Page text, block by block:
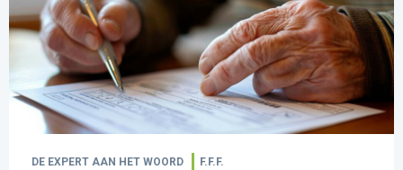
DE EXPERT AAN HET WOORD F.F.F.